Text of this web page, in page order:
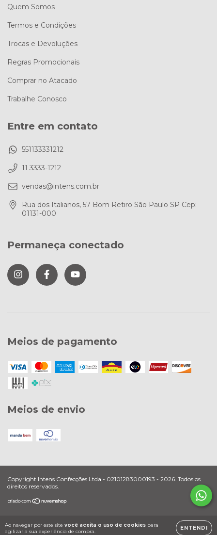
Ao navegar por este site você aceita o uso de cookies para
agilizar a sua experiência de compra.
ENTENDI
Quem Somos
Termos e Condições
Trocas e Devoluções
Regras Promocionais
Comprar no Atacado
Trabalhe Conosco
Entre em contato
551133331212
11 3333-1212
vendas@intens.com.br
Rua dos Italianos, 57 Bom Retiro São Paulo SP Cep:
01131-000
Permaneça conectado
Meios de pagamento
Meios de envio
Copyright Intens Confecções Ltda - 02101283000193 - 2026. Todos os
direitos reservados.